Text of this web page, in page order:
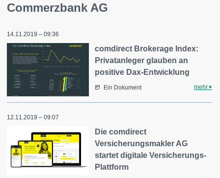
Commerzbank AG
14.11.2019 – 09:36
comdirect Brokerage Index:
Privatanleger glauben an
positive Dax-Entwicklung
Ein Dokument mehr
12.11.2019 – 09:07
Die comdirect
Versicherungsmakler AG
startet digitale Versicherungs-
Plattform